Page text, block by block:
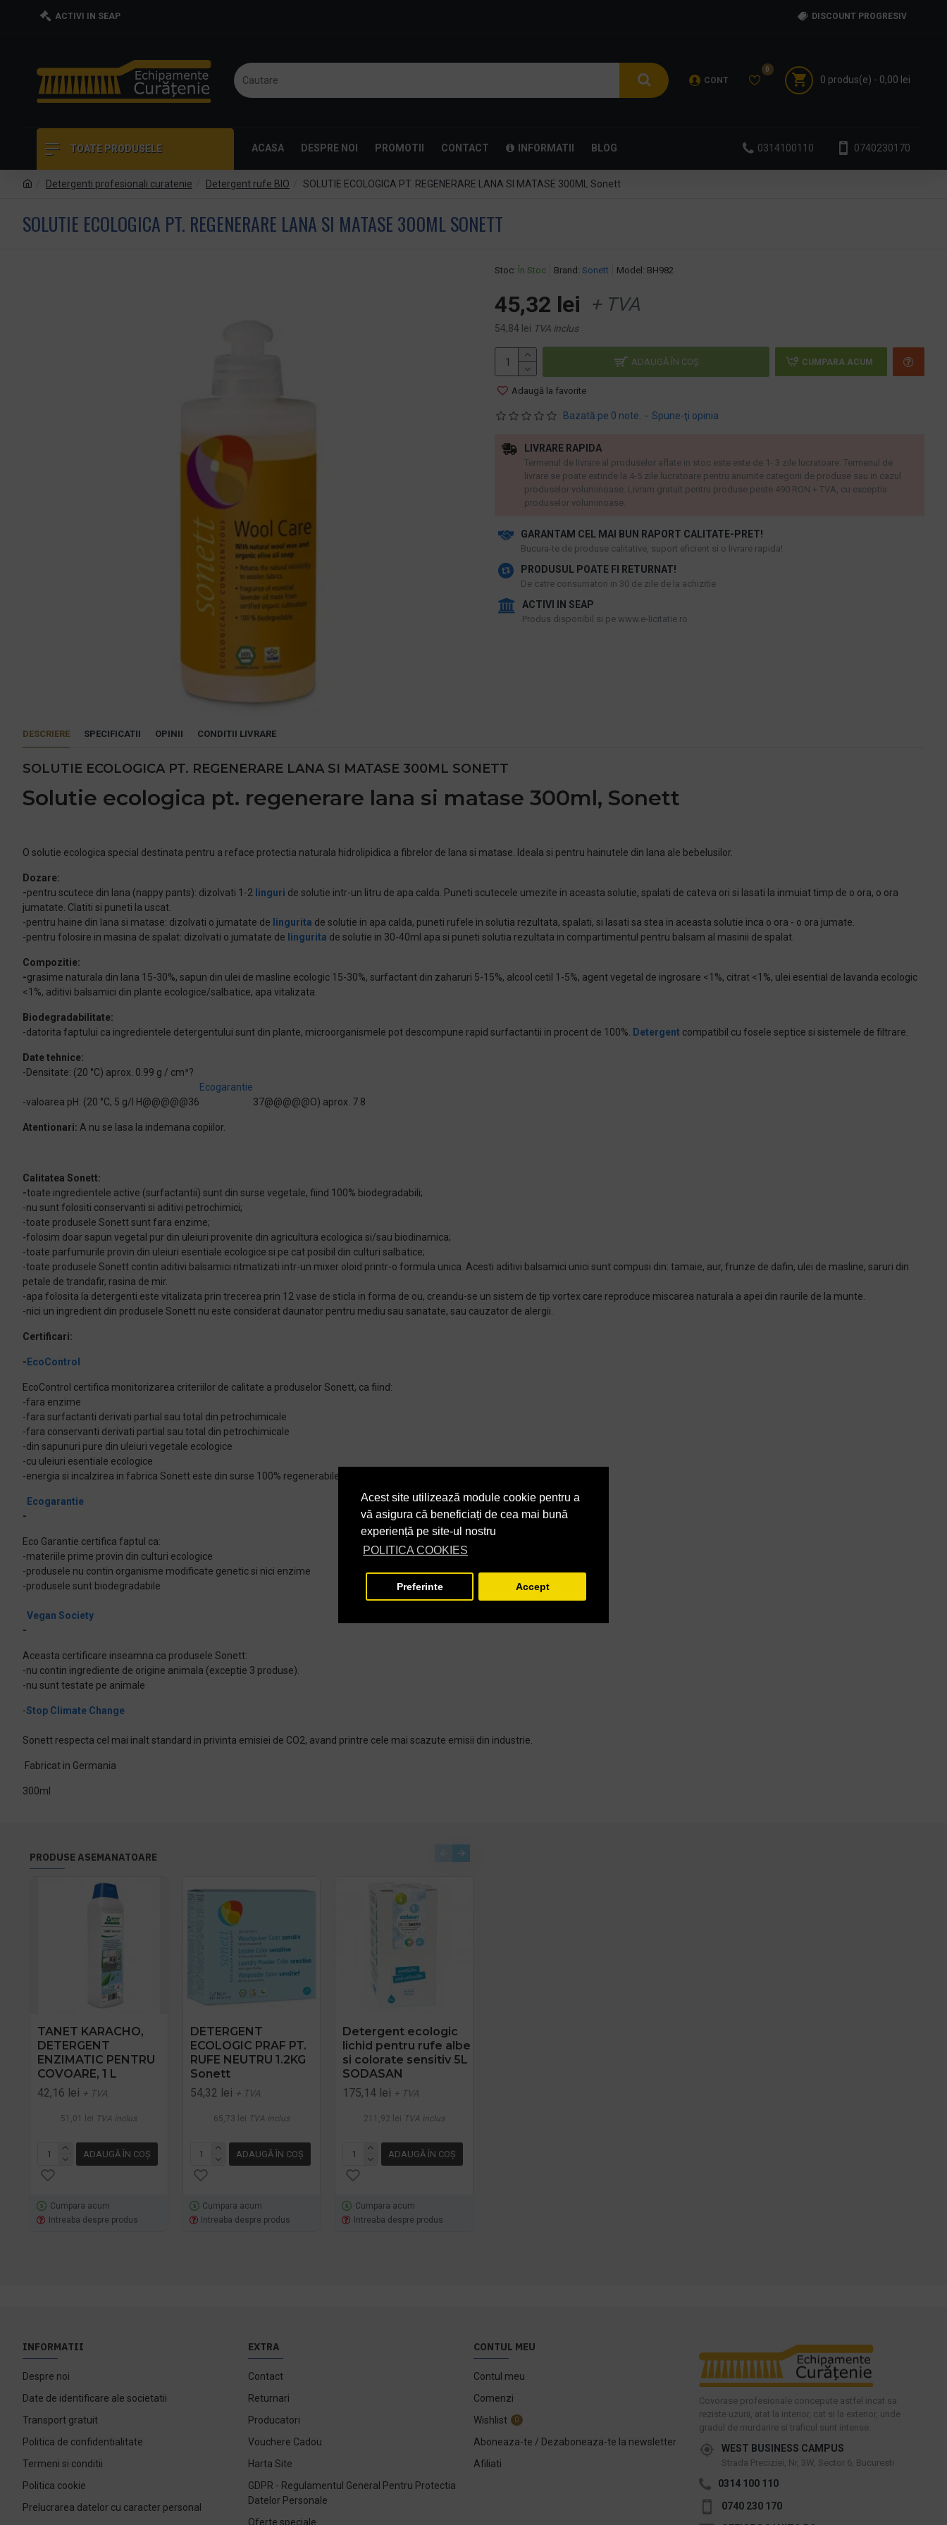
Acest site utilizează module cookie pentru a
vă asigura că beneficiați de cea mai bună
experiență pe site-ul nostru
POLITICA COOKIES
Preferinte Accept
ACTIVI IN SEAP DISCOUNT PROGRESIV
CONT
0
0 produs(e) - 0,00 lei
TOATE PRODUSELE ACASA DESPRE NOI PROMOTII CONTACT INFORMATII BLOG 0314100110 0740230170
Detergenti profesionali curatenie Detergent rufe BIO SOLUTIE ECOLOGICA PT. REGENERARE LANA SI MATASE 300ML Sonett
SOLUTIE ECOLOGICA PT. REGENERARE LANA SI MATASE 300ML SONETT
Stoc: În Stoc Brand: Sonett Model: BH982
Bazată pe 0 note. - Spune-ţi opinia
45,32 lei + TVA
54,84 lei TVA inclus
ADAUGĂ ÎN COŞ CUMPARA ACUM
Adaugă la favorite
GARANTAM CEL MAI BUN RAPORT CALITATE-PRET!
​Bucura-te de produse calitative, suport eficient si o livrare rapida!
PRODUSUL POATE FI RETURNAT!
De catre consumatori in 30 de zile de la achizitie
ACTIVI IN SEAP
Produs disponibil si pe www.e-licitatie.ro
LIVRARE RAPIDA
Termenul de livrare al produselor aflate in stoc este este de 1- 3 zile lucratoare. Termenul de
livrare se poate extinde la 4-5 zile lucratoare pentru anumite categorii de produse sau in cazul
produselor voluminoase. Livram gratuit pentru produse peste 490 RON + TVA, cu exceptia
produselor voluminoase.
DESCRIERE SPECIFICATII OPINII CONDITII LIVRARE
SOLUTIE ECOLOGICA PT. REGENERARE LANA SI MATASE 300ML SONETT
Solutie ecologica pt. regenerare lana si matase 300ml, Sonett
O solutie ecologica special destinata pentru a reface protectia naturala hidrolipidica a fibrelor de lana si matase. Ideala si pentru hainutele din lana ale bebelusilor.
Dozare:
-pentru scutece din lana (nappy pants): dizolvati 1-2 linguri de solutie intr-un litru de apa calda. Puneti scutecele umezite in aceasta solutie, spalati de cateva ori si lasati la inmuiat timp de o ora, o ora
jumatate. Clatiti si puneti la uscat.
-pentru haine din lana si matase: dizolvati o jumatate de lingurita de solutie in apa calda, puneti rufele in solutia rezultata, spalati, si lasati sa stea in aceasta solutie inca o ora - o ora jumate.
-pentru folosire in masina de spalat: dizolvati o jumatate de lingurita de solutie in 30-40ml apa si puneti solutia rezultata in compartimentul pentru balsam al masinii de spalat.
Compozitie:
-grasime naturala din lana 15-30%, sapun din ulei de masline ecologic 15-30%, surfactant din zaharuri 5-15%, alcool cetil 1-5%, agent vegetal de ingrosare <1%, citrat <1%, ulei esential de lavanda ecologic
<1%, aditivi balsamici din plante ecologice/salbatice, apa vitalizata.
Biodegradabilitate:
-datorita faptului ca ingredientele detergentului sunt din plante, microorganismele pot descompune rapid surfactantii in procent de 100%.
Detergent compatibil cu fosele septice si sistemele de filtrare.
Date tehnice:
-Densitate: (20 °C) aprox. 0.99 g / cm³?
-valoarea pH: (20 °C, 5 g/l H@@@@@36
Ecogarantie
37@@@@@O) aprox. 7.8
Atentionari: A nu se lasa la indemana copiilor.
Calitatea Sonett:
-toate ingredientele active (surfactantii) sunt din surse vegetale, fiind 100% biodegradabili;
-nu sunt folositi conservanti si aditivi petrochimici;
-toate produsele Sonett sunt fara enzime;
-folosim doar sapun vegetal pur din uleiuri provenite din agricultura ecologica si/sau biodinamica;
-toate parfumurile provin din uleiuri esentiale ecologice si pe cat posibil din culturi salbatice;
-toate produsele Sonett contin aditivi balsamici ritmatizati intr-un mixer oloid printr-o formula unica. Acesti aditivi balsamici unici sunt compusi din: tamaie, aur, frunze de dafin, ulei de masline, saruri din
petale de trandafir, rasina de mir.
-apa folosita la detergenti este vitalizata prin trecerea prin 12 vase de sticla in forma de ou, creandu-se un sistem de tip vortex care reproduce miscarea naturala a apei din raurile de la munte.
-nici un ingredient din produsele Sonett nu este considerat daunator pentru mediu sau sanatate, sau cauzator de alergii.
Certificari:
- EcoControl
EcoControl certifica monitorizarea criteriilor de calitate a produselor Sonett, ca fiind:
-fara enzime
-fara surfactanti derivati partial sau total din petrochimicale
-fara conservanti derivati partial sau total din petrochimicale
-din sapunuri pure din uleiuri vegetale ecologice
-cu uleiuri esentiale ecologice
-energia si incalzirea in fabrica Sonett este din surse 100% regenerabile
-
Ecogarantie
Eco Garantie certifica faptul ca:
-materiile prime provin din culturi ecologice
-produsele nu contin organisme modificate genetic si nici enzime
-produsele sunt biodegradabile
-
Vegan Society
Aceasta certificare inseamna ca produsele Sonett:
-nu contin ingrediente de origine animala (exceptie 3 produse).
-nu sunt testate pe animale
-Stop Climate Change
Sonett respecta cel mai inalt standard in privinta emisiei de CO2, avand printre cele mai scazute emisii din industrie.
Fabricat in Germania
300ml
PRODUSE ASEMANATOARE
TANET KARACHO,
DETERGENT
ENZIMATIC PENTRU
COVOARE, 1 L
42,16 lei + TVA
51,01 lei TVA inclus
ADAUGĂ ÎN COŞ
Cumpara acum
Intreaba despre produs
DETERGENT
ECOLOGIC PRAF PT.
RUFE NEUTRU 1.2KG
Sonett
54,32 lei + TVA
65,73 lei TVA inclus
ADAUGĂ ÎN COŞ
Cumpara acum
Intreaba despre produs
Detergent ecologic
lichid pentru rufe albe
si colorate sensitiv 5L
SODASAN
175,14 lei + TVA
211,92 lei TVA inclus
ADAUGĂ ÎN COŞ
Cumpara acum
Intreaba despre produs
INFORMATII
Despre noi
Date de identificare ale societatii
Transport gratuit
Politica de confidentialitate
Termeni si conditii
Politica cookie
Prelucrarea datelor cu caracter personal
EXTRA
Contact
Returnari
Producatori
Vouchere Cadou
Harta Site
GDPR - Regulamentul General Pentru Protectia
Datelor Personale
Oferte speciale
CONTUL MEU
Contul meu
Comenzi
Wishlist
0
Aboneaza-te / Dezaboneaza-te la newsletter
Afiliati
Covorase profesionale concepute astfel incat sa
reziste uzurii, atat la interior, cat si la exterior, unde
gradul de murdarire si traficul sunt intense.
WEST BUSINESS CAMPUS
Strada Preciziei, Nr, 3W, Sector 6, Bucuresti
0314 100 110
0740 230 170